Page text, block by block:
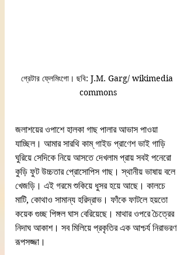
গ্রেটার ফ্লেমিংগো। ছবি: J.M. Garg/ wikimedia
commons
জলাশয়ের ওপাশে হালকা গাছ পালার আভাস পাওয়া
যাচ্ছিল। আমার সারথি কাম্‌ গাইড প্রাণেশ ভাই গাড়ি
ঘুরিয়ে সেদিকে নিয়ে আসতে দেখলাম প্রায় সবই পনেরো
কুড়ি ফুট উচ্চতার প্রোসোপিস গাছ। স্থানীয় ভাষায় বলে
খেজড়ি। এই গরমে শুকিয়ে ধুসর হয়ে আছে। কালচে
মাটি, কোথাও সামান্য হরিদ্রাভ। ফাঁকে ফাটলে হয়তো
কয়েক গুচ্ছ পিঙ্গল ঘাস বেরিয়েছে। মাথার ওপরে চৈত্রের
নিদাঘ আকাশ। সব মিলিয়ে প্রকৃতির এক আশ্চর্য নিরাভরণ
রূপসজ্জা।